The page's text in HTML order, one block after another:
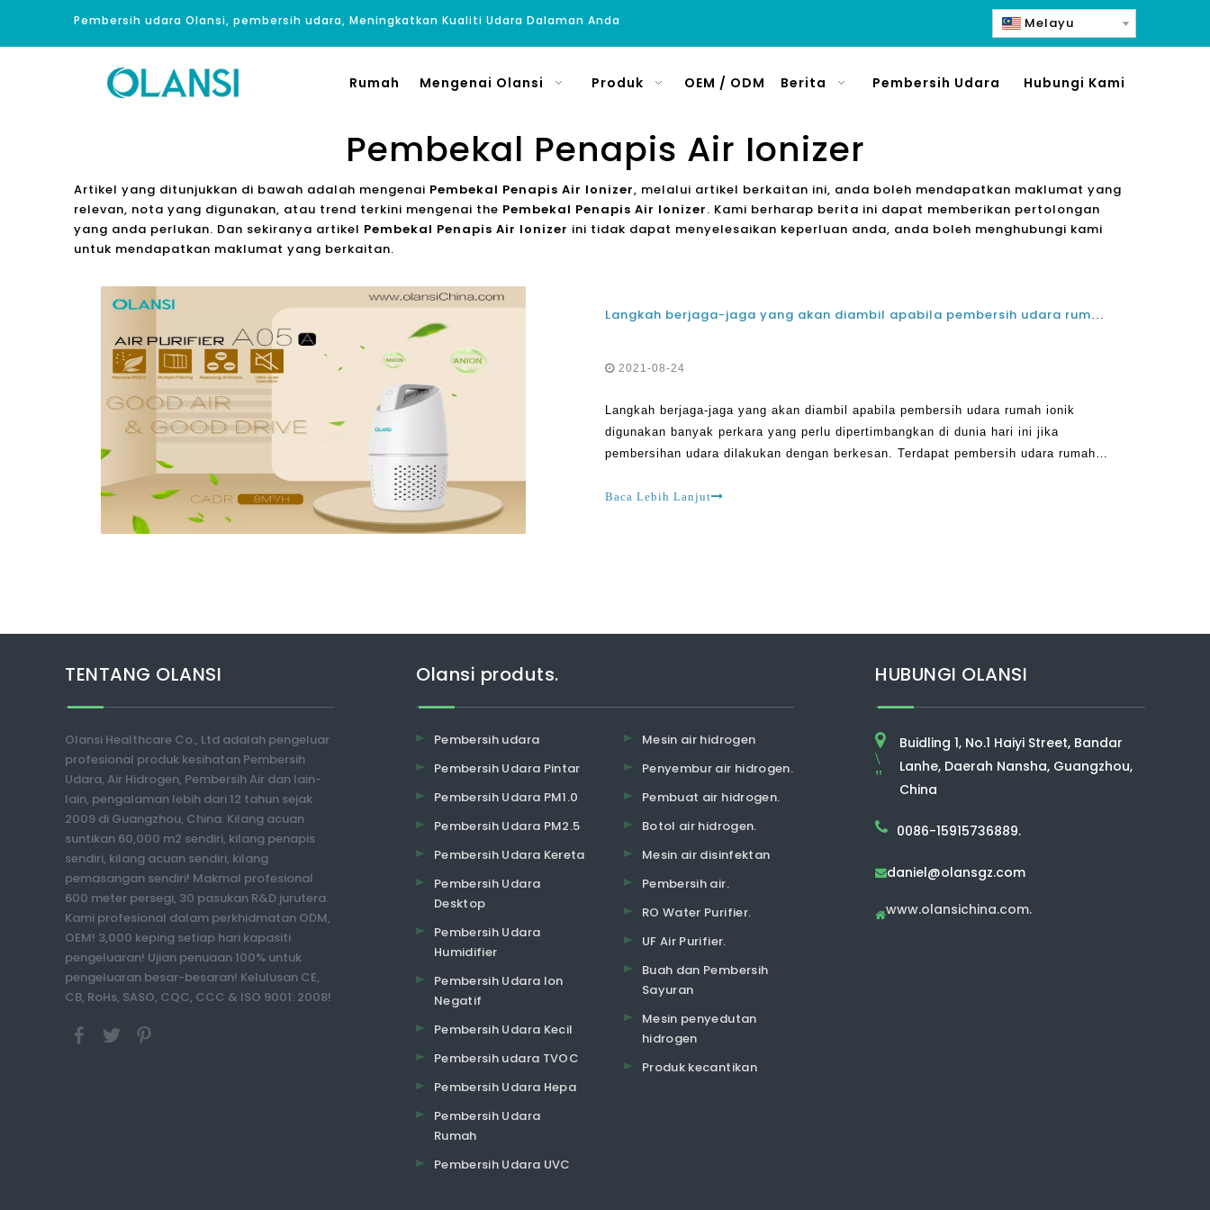
Pembersih udara Olansi, pembersih udara, Meningkatkan Kualiti Udara Dalaman Anda Melayu
Rumah Mengenai Olansi Produk OEM / ODM Berita Pembersih Udara Hubungi Kami
Pembekal Penapis Air Ionizer
Artikel yang ditunjukkan di bawah adalah mengenai Pembekal Penapis Air Ionizer, melalui artikel berkaitan ini, anda boleh mendapatkan maklumat yang
relevan, nota yang digunakan, atau trend terkini mengenai the Pembekal Penapis Air Ionizer. Kami berharap berita ini dapat memberikan pertolongan
yang anda perlukan. Dan sekiranya artikel Pembekal Penapis Air Ionizer ini tidak dapat menyelesaikan keperluan anda, anda boleh menghubungi kami
untuk mendapatkan maklumat yang berkaitan.
Langkah berjaga-jaga yang akan diambil apabila pembersih udara rumah ionik digunakan
2021-08-24
Langkah berjaga-jaga yang akan diambil apabila pembersih udara rumah ionik
digunakan banyak perkara yang perlu dipertimbangkan di dunia hari ini jika
pembersihan udara dilakukan dengan berkesan. Terdapat pembersih udara rumah
dengan pembersih udara olansi, seseorang menjangkakan hanya hasil terbaik
Baca Lebih Lanjut
TENTANG OLANSI
Olansi Healthcare Co., Ltd adalah pengeluar
profesional produk kesihatan Pembersih
Udara, Air Hidrogen, Pembersih Air dan lain-
lain, pengalaman lebih dari 12 tahun sejak
2009 di Guangzhou, China. Kilang acuan
suntikan 60,000 m2 sendiri, kilang penapis
sendiri, kilang acuan sendiri, kilang
pemasangan sendiri! Makmal profesional
600 meter persegi, 30 pasukan R&D jurutera.
Kami profesional dalam perkhidmatan ODM,
OEM! 3,000 keping setiap hari kapasiti
pengeluaran! Ujian penuaan 100% untuk
pengeluaran besar-besaran! Kelulusan CE,
CB, RoHs, SASO, CQC, CCC & ISO 9001: 2008!
Olansi produts.
Pembersih udara
Pembersih Udara Pintar
Pembersih Udara PM1.0
Pembersih Udara PM2.5
Pembersih Udara Kereta
Pembersih Udara
Desktop
Pembersih Udara
Humidifier
Pembersih Udara Ion
Negatif
Pembersih Udara Kecil
Pembersih udara TVOC
Pembersih Udara Hepa
Pembersih Udara
Rumah
Pembersih Udara UVC
Mesin air hidrogen
Penyembur air hidrogen.
Pembuat air hidrogen.
Botol air hidrogen.
Mesin air disinfektan
Pembersih air.
RO Water Purifier.
UF Air Purifier.
Buah dan Pembersih
Sayuran
Mesin penyedutan
hidrogen
Produk kecantikan
HUBUNGI OLANSI
\
"
Buidling 1, No.1 Haiyi Street, Bandar
Lanhe, Daerah Nansha, Guangzhou,
China
0086-15915736889.
daniel@olansgz.com
www.olansichina.com.